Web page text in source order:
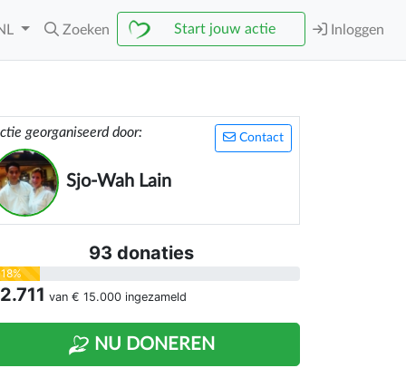
Zoeken Start jouw actie Inloggen
Contact
georganiseerd door:
Sjo-Wah Lain
93 donaties
18%
van € 15.000 ingezameld
NU DONEREN